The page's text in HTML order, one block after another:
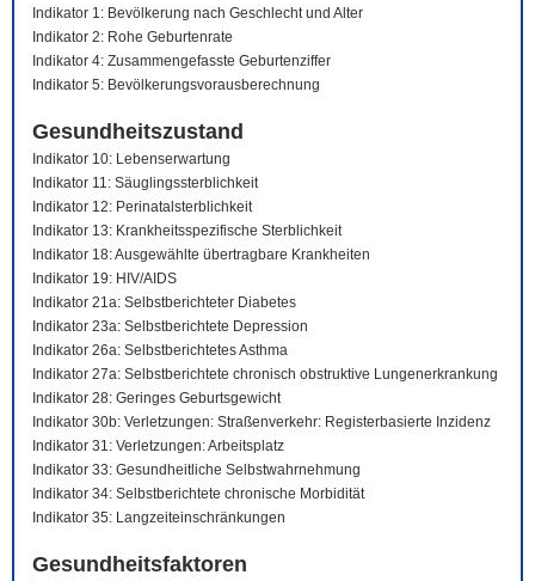
Indikator 1: Bevölkerung nach Geschlecht und Alter
Indikator 2: Rohe Geburtenrate
Indikator 4: Zusammengefasste Geburtenziffer
Indikator 5: Bevölkerungsvorausberechnung
Gesundheitszustand
Indikator 10: Lebenserwartung
Indikator 11: Säuglingssterblichkeit
Indikator 12: Perinatalsterblichkeit
Indikator 13: Krankheitsspezifische Sterblichkeit
Indikator 18: Ausgewählte übertragbare Krankheiten
Indikator 19: HIV/AIDS
Indikator 21a: Selbstberichteter Diabetes
Indikator 23a: Selbstberichtete Depression
Indikator 26a: Selbstberichtetes Asthma
Indikator 27a: Selbstberichtete chronisch obstruktive Lungenerkrankung
Indikator 28: Geringes Geburtsgewicht
Indikator 30b: Verletzungen: Straßenverkehr: Registerbasierte Inzidenz
Indikator 31: Verletzungen: Arbeitsplatz
Indikator 33: Gesundheitliche Selbstwahrnehmung
Indikator 34: Selbstberichtete chronische Morbidität
Indikator 35: Langzeiteinschränkungen
Gesundheitsfaktoren